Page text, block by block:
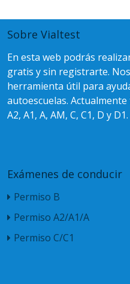
Sobre Vialtest
En esta web podrás
gratis y sin registrarte.
herramienta útil para
autoescuelas.
A2, A1, A, AM, C, C1, D y D1.
Exámenes de conducir
Permiso B
Permiso A2/A1/A
Permiso C/C1